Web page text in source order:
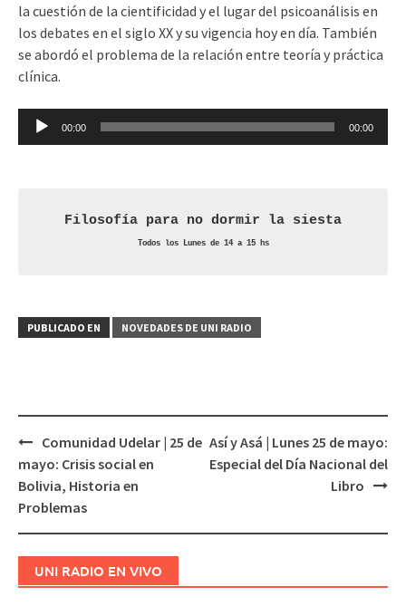
la cuestión de la cientificidad y el lugar del psicoanálisis en
los debates en el siglo XX y su vigencia hoy en día. También
se abordó el problema de la relación entre teoría y práctica
clínica.
Reproductor
00:00 00:00
Todos los Lunes de 14 a 15 hs
PUBLICADO EN NOVEDADES DE UNI RADIO
Navegación
de
entradas
Comunidad Udelar | 25 de
mayo: Crisis social en
Bolivia, Historia en
Problemas
Así y Asá | Lunes 25 de mayo:
Especial del Día Nacional del
Libro
UNI RADIO EN VIVO